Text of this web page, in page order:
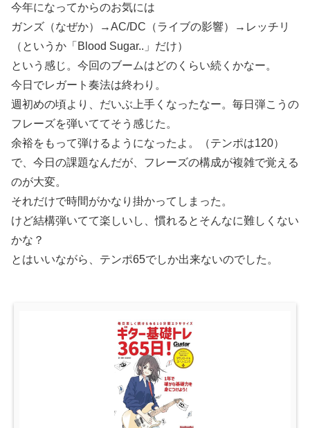
今年になってからのお気には
ガンズ（なぜか）→AC/DC（ライブの影響）→レッチリ
（というか「Blood Sugar..」だけ）
という感じ。今回のブームはどのくらい続くかなー。
今日でレガート奏法は終わり。
週初めの頃より、だいぶ上手くなったなー。毎日弾こうの
フレーズを弾いててそう感じた。
余裕をもって弾けるようになったよ。（テンポは120）
で、今日の課題なんだが、フレーズの構成が複雑で覚える
のが大変。
それだけで時間がかなり掛かってしまった。
けど結構弾いてて楽しいし、慣れるとそんなに難しくない
かな？
とはいいながら、テンポ65でしか出来ないのでした。